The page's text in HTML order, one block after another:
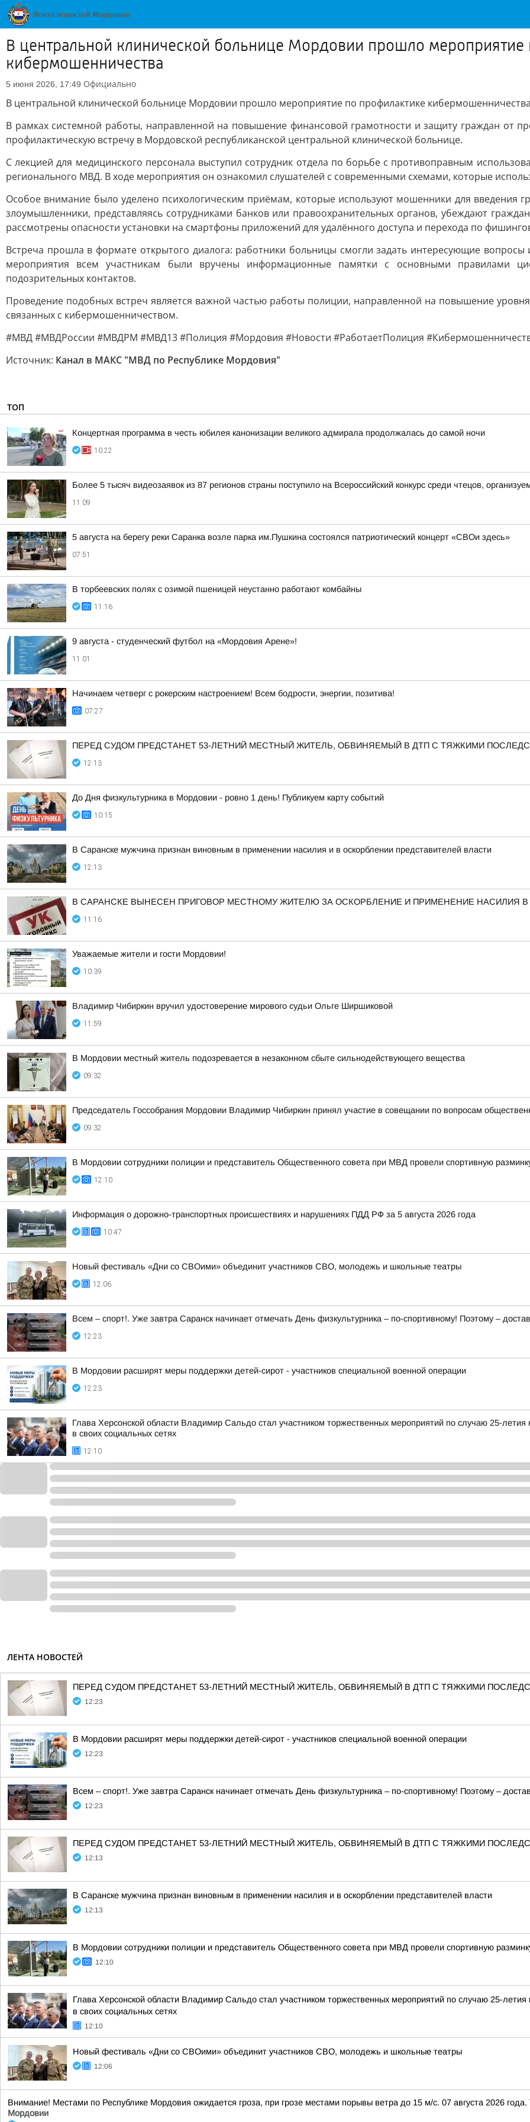
В центральной клинической больнице Мордовии прошло мероприятие
кибермошенничества
5 июня 2026, 17:49 Официально
В центральной клинической больнице Мордовии прошло мероприятие по профилактике кибермошенничества
В рамках системной работы, направленной на повышение финансовой грамотности и защиту граждан от
профилактическую встречу в Мордовской республиканской центральной клинической больнице.
С лекцией для медицинского персонала выступил сотрудник отдела по борьбе с противоправным
регионального МВД. В ходе мероприятия он ознакомил слушателей с современными схемами, которые
Особое внимание было уделено психологическим приёмам, которые используют мошенники для введения
злоумышленники, представляясь сотрудниками банков или правоохранительных органов, убеждают
рассмотрены опасности установки на смартфоны приложений для удалённого доступа и перехода по
Встреча прошла в формате открытого диалога: работники больницы смогли задать интересующие
мероприятия всем участникам были вручены информационные памятки с основными правилами
подозрительных контактов.
Проведение подобных встреч является важной частью работы полиции, направленной на повышение
связанных с кибермошенничеством.
#МВД #МВДРоссии #МВДРМ #МВД13 #Полиция #Мордовия #Новости #РаботаетПолиция
Источник: Канал в МАКС "МВД по Республике Мордовия"
ТОП
Концертная программа в честь юбилея канонизации великого адмирала продолжалась до самой ночи
10:22
Более 5 тысяч видеозаявок из 87 регионов страны поступило на Всероссийский конкурс среди чтецов,
11:09
5 августа на берегу реки Саранка возле парка им.Пушкина состоялся патриотический концерт «СВОи здесь»
07:51
В торбеевских полях с озимой пшеницей неустанно работают комбайны
11:16
9 августа - студенческий футбол на «Мордовия Арене»!
11:01
Начинаем четверг с рокерским настроением! Всем бодрости, энергии, позитива!
07:27
ПЕРЕД СУДОМ ПРЕДСТАНЕТ 53-ЛЕТНИЙ МЕСТНЫЙ ЖИТЕЛЬ, ОБВИНЯЕМЫЙ В ДТП С ТЯЖКИМИ
12:13
До Дня физкультурника в Мордовии - ровно 1 день! Публикуем карту событий
10:15
В Саранске мужчина признан виновным в применении насилия и в оскорблении представителей власти
12:13
В САРАНСКЕ ВЫНЕСЕН ПРИГОВОР МЕСТНОМУ ЖИТЕЛЮ ЗА ОСКОРБЛЕНИЕ И ПРИМЕНЕНИЕ НАСИЛИЯ
11:16
Уважаемые жители и гости Мордовии!
10:39
Владимир Чибиркин вручил удостоверение мирового судьи Ольге Ширшиковой
11:59
В Мордовии местный житель подозревается в незаконном сбыте сильнодействующего вещества
09:32
Председатель Госсобрания Мордовии Владимир Чибиркин принял участие в совещании по вопросам
09:32
В Мордовии сотрудники полиции и представитель Общественного совета при МВД провели спортивную
12:10
Информация о дорожно-транспортных происшествиях и нарушениях ПДД РФ за 5 августа 2026 года
10:47
Новый фестиваль «Дни со СВОими» объединит участников СВО, молодежь и школьные театры
12:06
Всем – спорт!. Уже завтра Саранск начинает отмечать День физкультурника – по-спортивному! Поэтому –
12:23
В Мордовии расширят меры поддержки детей-сирот - участников специальной военной операции
12:23
Глава Херсонской области Владимир Сальдо стал участником торжественных мероприятий по случаю 25-
в своих социальных сетях
12:10
ЛЕНТА НОВОСТЕЙ
ПЕРЕД СУДОМ ПРЕДСТАНЕТ 53-ЛЕТНИЙ МЕСТНЫЙ ЖИТЕЛЬ, ОБВИНЯЕМЫЙ В ДТП С ТЯЖКИМИ
12:23
В Мордовии расширят меры поддержки детей-сирот - участников специальной военной операции
12:23
Всем – спорт!. Уже завтра Саранск начинает отмечать День физкультурника – по-спортивному! Поэтому –
12:23
ПЕРЕД СУДОМ ПРЕДСТАНЕТ 53-ЛЕТНИЙ МЕСТНЫЙ ЖИТЕЛЬ, ОБВИНЯЕМЫЙ В ДТП С ТЯЖКИМИ
12:13
В Саранске мужчина признан виновным в применении насилия и в оскорблении представителей власти
12:13
В Мордовии сотрудники полиции и представитель Общественного совета при МВД провели спортивную
12:10
Глава Херсонской области Владимир Сальдо стал участником торжественных мероприятий по случаю 25-
в своих социальных сетях
12:10
Новый фестиваль «Дни со СВОими» объединит участников СВО, молодежь и школьные театры
12:06
Внимание! Местами по Республике Мордовия ожидается гроза, при грозе местами порывы ветра до 15 м/с. 07 августа 2026
Мордовии